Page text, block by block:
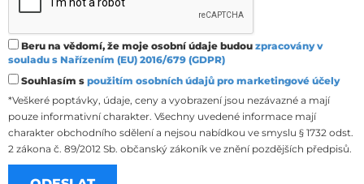
Beru na vědomí, že moje osobní údaje budou zpracovány v
souladu s Nařízením (EU) 2016/679 (GDPR)
Souhlasím s použitím osobních údajů pro marketingové účely
*Veškeré poptávky, údaje, ceny a vyobrazení jsou nezávazné a mají
pouze informativní charakter. Všechny uvedené informace mají
charakter obchodního sdělení a nejsou nabídkou ve smyslu § 1732 odst.
2 zákona č. 89/2012 Sb. občanský zákoník ve znění pozdějších předpisů.